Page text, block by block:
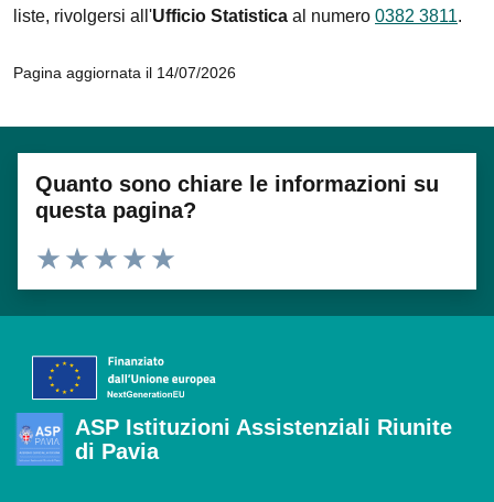
liste, rivolgersi all'Ufficio Statistica al numero 0382 3811.
Pagina aggiornata il 14/07/2026
Quanto sono chiare le informazioni su
questa pagina?
ASP Istituzioni Assistenziali Riunite
di Pavia